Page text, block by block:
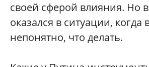
своей сферой влияния. Но
оказался в ситуации,
непонятно, что делать.